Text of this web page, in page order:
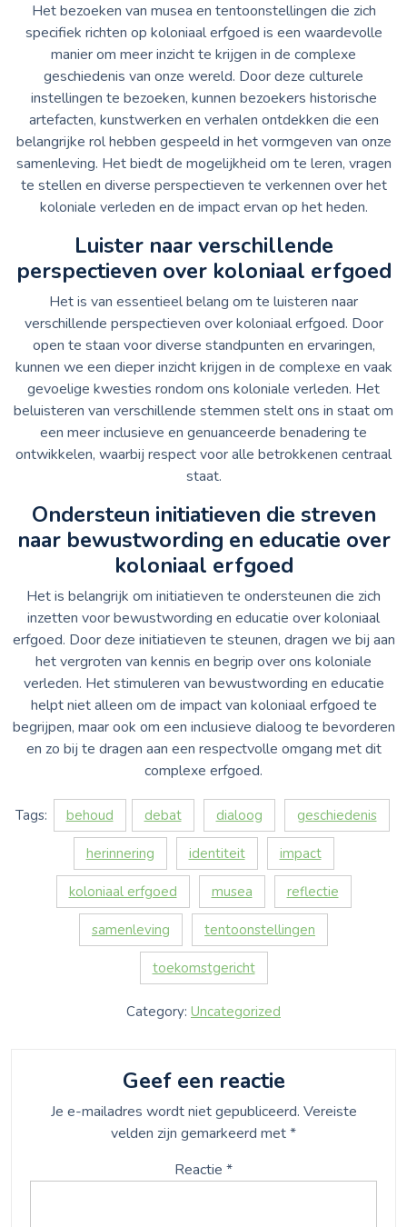
Het bezoeken van musea en tentoonstellingen die zich
specifiek richten op koloniaal erfgoed is een waardevolle
manier om meer inzicht te krijgen in de complexe
geschiedenis van onze wereld. Door deze culturele
instellingen te bezoeken, kunnen bezoekers historische
artefacten, kunstwerken en verhalen ontdekken die een
belangrijke rol hebben gespeeld in het vormgeven van onze
samenleving. Het biedt de mogelijkheid om te leren, vragen
te stellen en diverse perspectieven te verkennen over het
koloniale verleden en de impact ervan op het heden.
Luister naar verschillende
perspectieven over koloniaal erfgoed
Het is van essentieel belang om te luisteren naar
verschillende perspectieven over koloniaal erfgoed. Door
open te staan voor diverse standpunten en ervaringen,
kunnen we een dieper inzicht krijgen in de complexe en vaak
gevoelige kwesties rondom ons koloniale verleden. Het
beluisteren van verschillende stemmen stelt ons in staat om
een meer inclusieve en genuanceerde benadering te
ontwikkelen, waarbij respect voor alle betrokkenen centraal
staat.
Ondersteun initiatieven die streven
naar bewustwording en educatie over
koloniaal erfgoed
Het is belangrijk om initiatieven te ondersteunen die zich
inzetten voor bewustwording en educatie over koloniaal
erfgoed. Door deze initiatieven te steunen, dragen we bij aan
het vergroten van kennis en begrip over ons koloniale
verleden. Het stimuleren van bewustwording en educatie
helpt niet alleen om de impact van koloniaal erfgoed te
begrijpen, maar ook om een inclusieve dialoog te bevorderen
en zo bij te dragen aan een respectvolle omgang met dit
complexe erfgoed.
Tags: behoud debat dialoog geschiedenis
herinnering identiteit impact
koloniaal erfgoed musea reflectie
samenleving tentoonstellingen
toekomstgericht
Category: Uncategorized
Geef een reactie
Je e-mailadres wordt niet gepubliceerd. Vereiste
velden zijn gemarkeerd met*
Reactie *